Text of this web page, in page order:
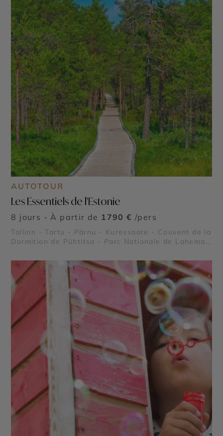
AUTOTOUR
Les Essentiels de l'Estonie
8 jours - À partir de 1790 € /pers
Tallinn - Tartu - Pärnu - Kuressaare - Couvent de la
Dormition de Pühtitsa - Parc Nationale de Lahemaa